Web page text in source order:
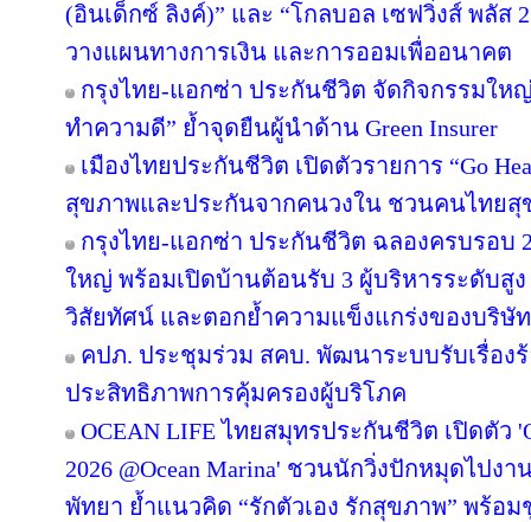
(อินเด็กซ์ ลิงค์)” และ “โกลบอล เซฟวิ่งส์ พลัส
วางแผนทางการเงิน และการออมเพื่ออนาคต
กรุงไทย-แอกซ่า ประกันชีวิต จัดกิจกรรมให
ทำความดี” ย้ำจุดยืนผู้นำด้าน Green Insurer
เมืองไทยประกันชีวิต เปิดตัวรายการ “Go
สุขภาพและประกันจากคนวงใน ชวนคนไทยสุ
กรุงไทย-แอกซ่า ประกันชีวิต ฉลองครบรอบ
ใหญ่ พร้อมเปิดบ้านต้อนรับ 3 ผู้บริหารระดับสู
วิสัยทัศน์ และตอกย้ำความแข็งแกร่งของบริษั
คปภ. ประชุมร่วม สคบ. พัฒนาระบบรับเรื่อง
ประสิทธิภาพการคุ้มครองผู้บริโภค
OCEAN LIFE ไทยสมุทรประกันชีวิต เปิดตัว
2026 @Ocean Marina' ชวนนักวิ่งปักหมุดไปง
พัทยา ย้ำแนวคิด “รักตัวเอง รักสุขภาพ” พร้อ